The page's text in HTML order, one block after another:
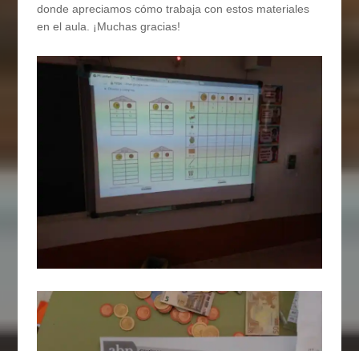
donde apreciamos cómo trabaja con estos materiales
en el aula. ¡Muchas gracias!